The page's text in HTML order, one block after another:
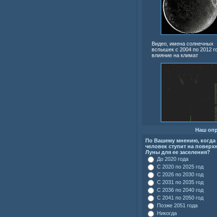
Видео, имена солнечных
вспышек с 2004 по 2012
влияние на климат
Наш
По Вашему мнению, когда
человек ступит на
Луны для ее заселения?
До 2020 года
С 2020 по 2025 год
С 2026 по 2030 год
С 2031 по 2035 год
С 2036 по 2040 год
С 2041 по 2050 год
Позже 2051 года
Никогда